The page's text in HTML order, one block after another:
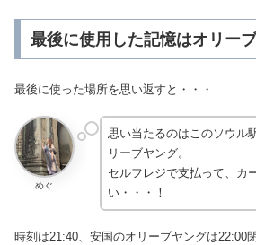
最後に使用した記憶はオリー
最後に使った場所を思い返すと・・・
めぐ
思い当たるのはこのソウル
リーブヤング。
セルフレジで支払って、カ
い・・・！
時刻は21:40、安国のオリーブヤングは22:00閉